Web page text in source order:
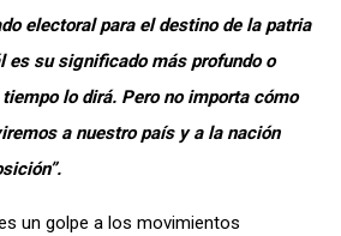
electoral para el destino de la patria
es su significado más profundo o
lo dirá. Pero no importa cómo
a nuestro país y a la nación
un golpe a los movimientos